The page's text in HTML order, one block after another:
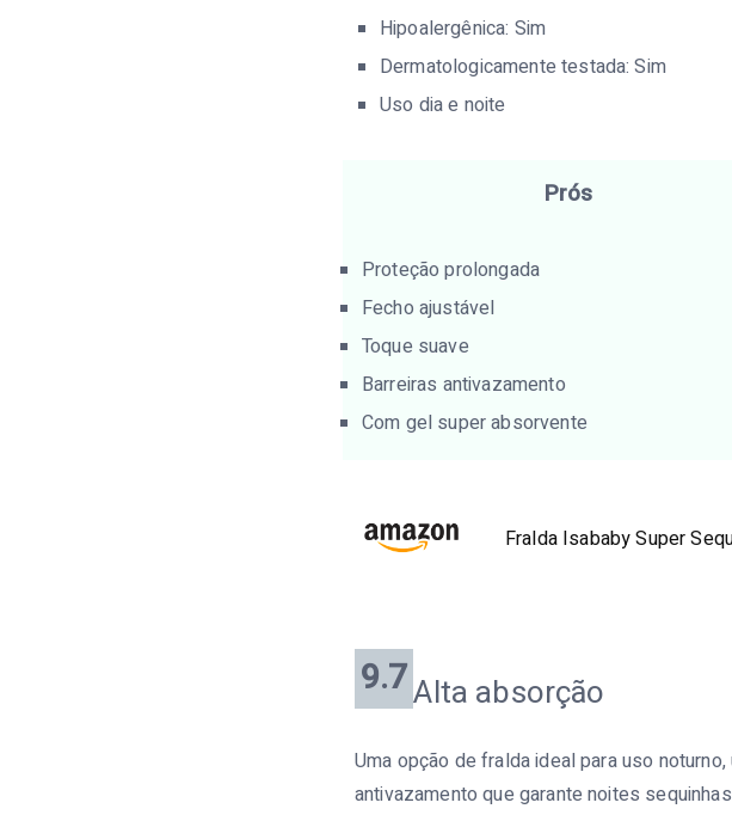
Hipoalergênica: Sim
Dermatologicamente testada: Sim
Uso dia e noite
Prós
Proteção prolongada
Fecho ajustável
Toque suave
Barreiras antivazamento
Com gel super absorvente
Fralda Isababy Super
9.7Alta absorção
Uma opção de fralda ideal para uso
antivazamento que garante noites